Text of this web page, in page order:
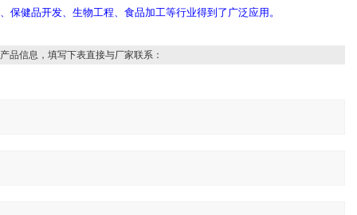
健品开发、生物工程、食品加工等行业得到了广泛应用。
品信息，填写下表直接与厂家联系：